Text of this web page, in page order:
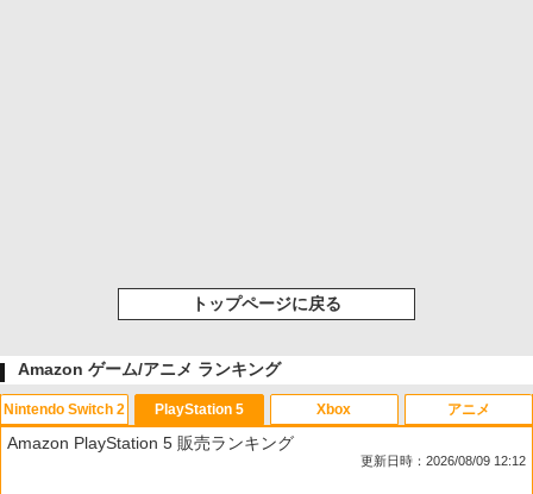
トップページに戻る
Amazon ゲーム/アニメ ランキング
Nintendo Switch 2 PlayStation 5
Amazon PlayStation 5 販売ランキング
更新日時：2026/08/09 12:12
Xbox アニメ